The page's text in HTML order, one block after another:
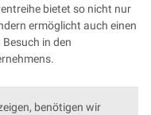
bietet so nicht nur
ermöglicht auch einen
in den
benötigen wir